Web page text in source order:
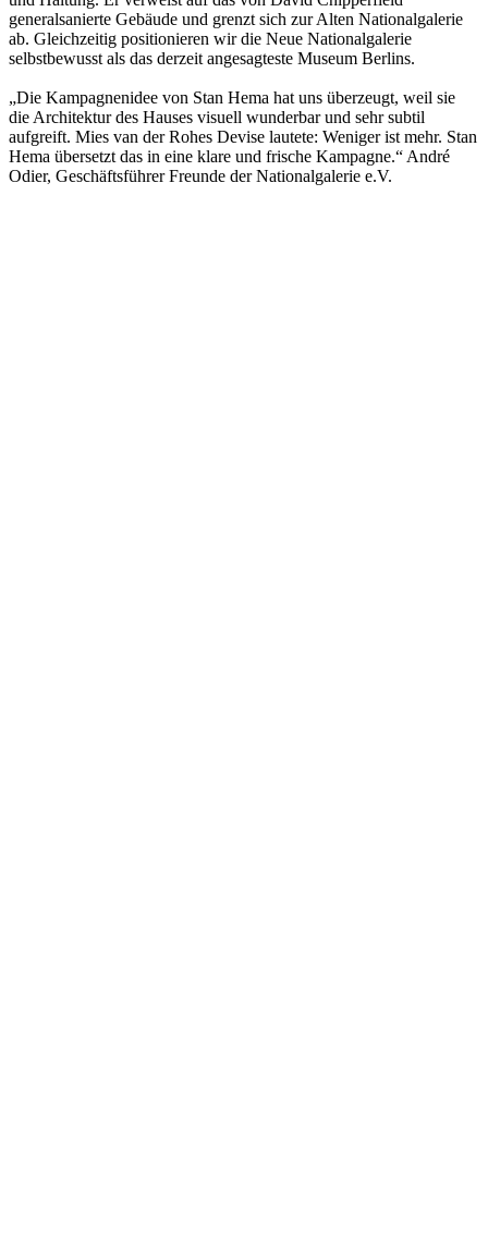
generalsanierte Gebäude und grenzt sich zur Alten Nationalgalerie
ab. Gleichzeitig positionieren wir die Neue Nationalgalerie
selbstbewusst als das derzeit angesagteste Museum Berlins.
„Die Kampagnenidee von Stan Hema hat uns überzeugt, weil sie
die Architektur des Hauses visuell wunderbar und sehr subtil
aufgreift. Mies van der Rohes Devise lautete: Weniger ist mehr. Stan
Hema übersetzt das in eine klare und frische Kampagne.“ André
Odier, Geschäftsführer Freunde der Nationalgalerie e.V.